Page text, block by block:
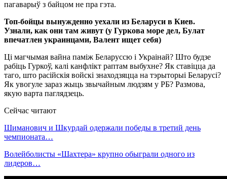
пагаварыў з байцом не пра гэта.
Топ-бойцы вынужденно уехали из Беларуси в Киев.
Узнали, как они там живут (у Гуркова море дел, Булат
впечатлен украинцами, Валент ищет себя)
Ці магчымая вайна паміж Беларуссю і Украінай? Што будзе
рабіць Гуркоў, калі канфлікт раптам выбухне? Як ставіцца да
таго, што расійскія войскі знаходзяцца на тэрыторыі Беларусі?
Як увогуле зараз жыць звычайным людзям у РБ? Размова,
якую варта паглядзець.
Сейчас читают
Шиманович и Шкурдай одержали победы в третий день
чемпионата…
Волейболисты «Шахтера» крупно обыграли одного из
лидеров…